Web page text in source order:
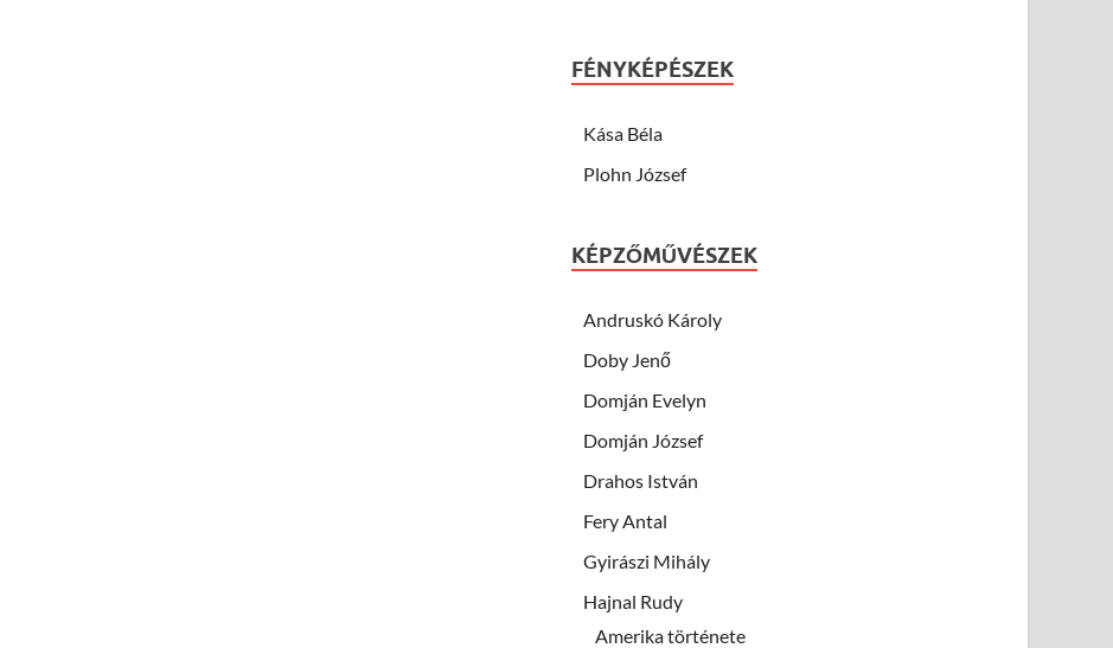
FÉNYKÉPÉSZEK
Kása Béla
Plohn József
KÉPZŐMŰVÉSZEK
Andruskó Károly
Doby Jenő
Domján Evelyn
Domján József
Drahos István
Fery Antal
Gyirászi Mihály
Hajnal Rudy
Amerika története